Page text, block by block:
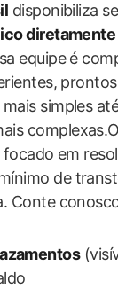
disponibiliza
diretamente
equipe é
simples​
em‍
de
Conte